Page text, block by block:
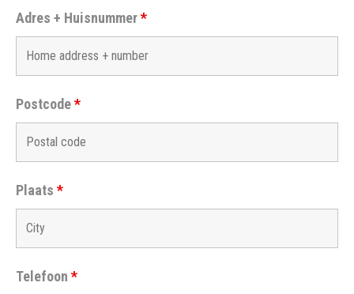
Adres + Huisnummer*
Postcode*
Plaats *
Telefoon *